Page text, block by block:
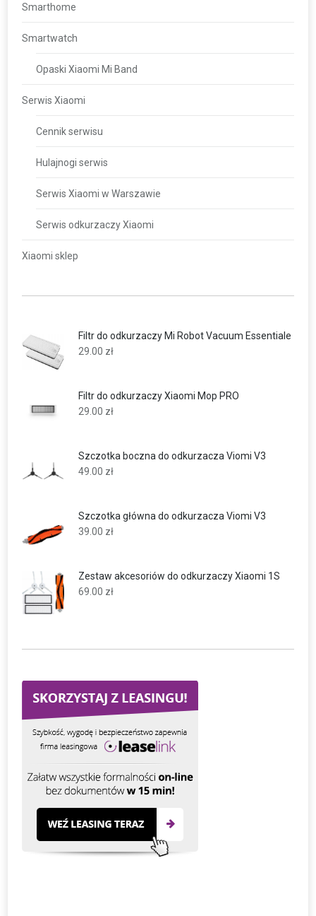
Smarthome
Smartwatch
Opaski Xiaomi Mi Band
Serwis Xiaomi
Cennik serwisu
Hulajnogi serwis
Serwis Xiaomi w Warszawie
Serwis odkurzaczy Xiaomi
Xiaomi sklep
Filtr do odkurzaczy Mi Robot Vacuum Essentiale
29.00 zł
Filtr do odkurzaczy Xiaomi Mop PRO
29.00 zł
Szczotka boczna do odkurzacza Viomi V3
49.00 zł
Szczotka główna do odkurzacza Viomi V3
39.00 zł
Zestaw akcesoriów do odkurzaczy Xiaomi 1S
69.00 zł